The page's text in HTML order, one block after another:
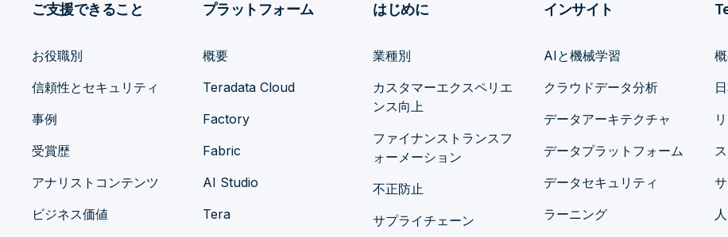
ご支援できること
お役職別
信頼性とセキュリティ
事例
受賞歴
アナリストコンテンツ
ビジネス価値
プラットフォーム
概要
Teradata Cloud
Factory
Fabric
AI Studio
Tera
はじめに
業種別
カスタマーエクスペリエ
ンス向上
ファイナンストランスフ
ォーメーション
不正防止
サプライチェーン
インサイト
AIと機械学習
クラウドデータ分析
データアーキテクチャ
データプラットフォーム
データセキュリティ
ラーニング